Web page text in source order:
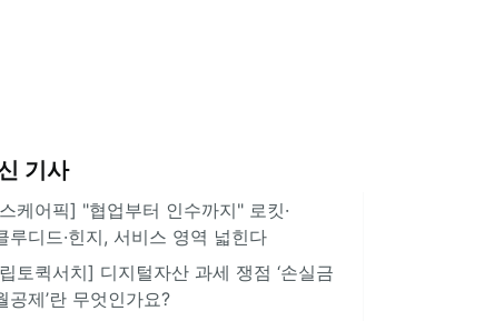
기사
케어픽] "협업부터 인수까지" 로킷·
루디드·힌지, 서비스 영역 넓힌다
토퀵서치] 디지털자산 과세 쟁점 ‘손실금
공제’란 무엇인가요?